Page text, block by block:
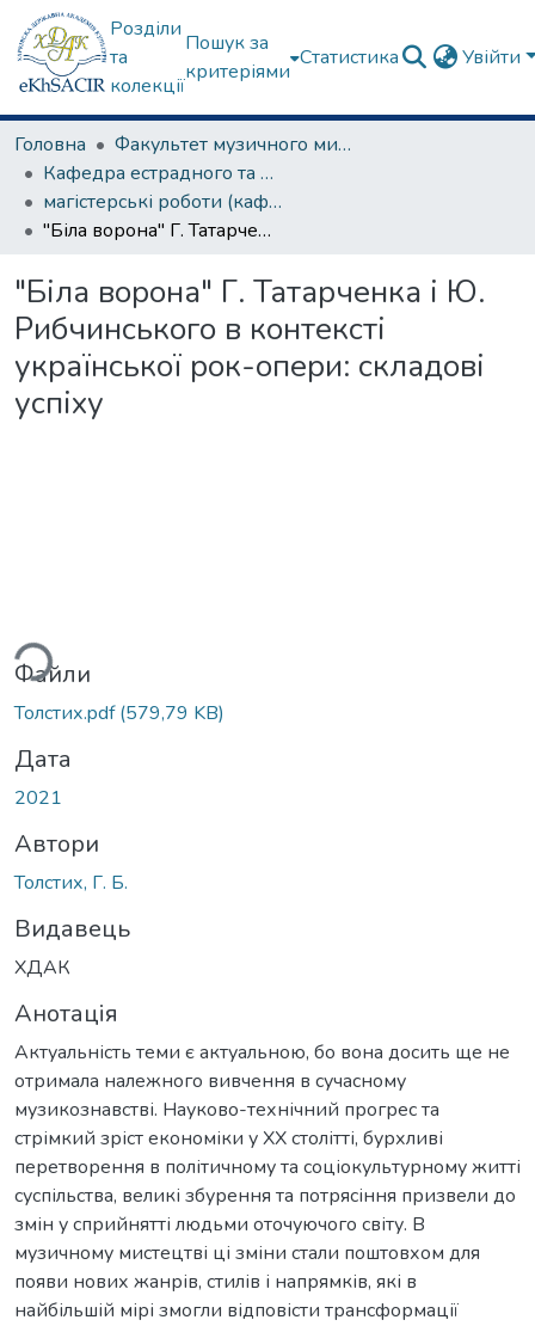
Розділи
та
колекції
Пошук за
критеріями
Статистика Увійти
Головна
Факультет музичного мистецтва
Кафедра естрадного та народного співу
магістерські роботи (кафедра естрадного та народного співу)
"Біла ворона" Г. Татарченка і Ю. Рибчинського в контексті української рок-опери: складові успіху
"Біла ворона" Г. Татарченка і Ю.
Рибчинського в контексті
української рок-опери: складові
успіху
Файли
Толстих.pdf(579,79 KB)
Дата
2021
Автори
Толстих, Г. Б.
Видавець
ХДАК
Анотація
Актуальність теми є актуальною, бо вона досить ще не
отримала належного вивчення в сучасному
музикознавстві. Науково-технічний прогрес та
стрімкий зріст економіки у ХХ столітті, бурхливі
перетворення в політичному та соціокультурному житті
суспільства, великі збурення та потрясіння призвели до
змін у сприйнятті людьми оточуючого світу. В
музичному мистецтві ці зміни стали поштовхом для
появи нових жанрів, стилів і напрямків, які в
найбільшій мірі змогли відповісти трансформації